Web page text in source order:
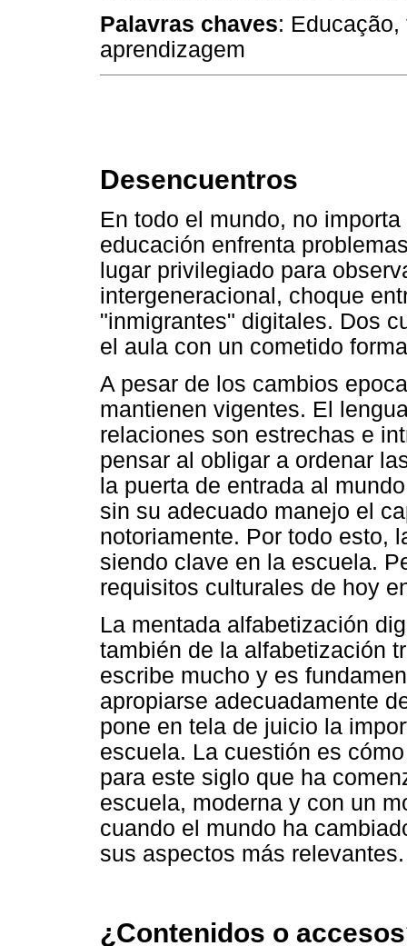
Palavras chaves:
aprendizagem
Desencuentros
En todo el mundo, no
educación enfrenta
lugar privilegiado para
intergeneracional, choque
"inmigrantes" digitales. Dos
el aula con un cometido
A pesar de los cambios
mantienen vigentes. El
relaciones son estrechas e
pensar al obligar a ordenar
la puerta de entrada al
sin su adecuado manejo el
notoriamente. Por todo esto,
siendo clave en la escuela.
requisitos culturales de hoy
La mentada alfabetización
también de la alfabetización
escribe mucho y es
apropiarse adecuadamente
pone en tela de juicio la
escuela. La cuestión es
para este siglo que ha
escuela, moderna y con un
cuando el mundo ha
sus aspectos más relevantes.
¿Contenidos o